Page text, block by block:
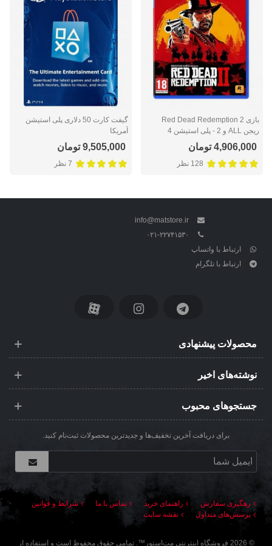
بازی Red Dead Redemption 2
ریجن ALL و 2 - پلی استیشن 4
4,906,000 تومان
128 نظر
گیفت کارت 50 دلاری پلی استیشن
آمریکا
9,505,000 تومان
7 نظر
info@matstore.ir
۰۲۱-۲۲۷۴۱۵۳۰
ارتباط با واتساپ
ارتباط با تلگرام
محصولات پیشنهادی
نوشته‌های اخیر
جستجوهای محبوب
برای دریافت آخرین تخفیف‌ها و جدیدترین محصولات ثبت‌نام کنید.
رهگیری سفارش راهنمای خرید تماس با ما
شرایط و قوانین
پرسش‌های متداول
نقشه سایت
©
2026 فروشگاه اینترنتی مت‌استور ™. تمامی حقوق محفوظ است و استفاده از